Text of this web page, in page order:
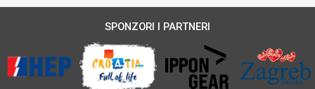
SPONZORI I PARTNERI